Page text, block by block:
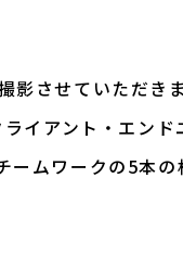
影させていただき
イアント・エン
ームワークの5本